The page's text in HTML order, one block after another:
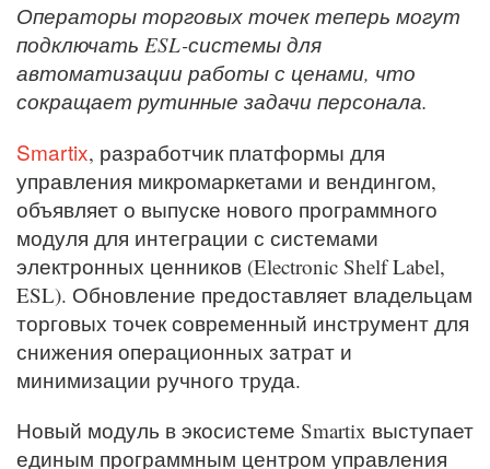
Операторы торговых точек теперь могут
подключать ESL-системы для
автоматизации работы с ценами, что
сокращает рутинные задачи персонала.
Smartix, разработчик платформы для
управления микромаркетами и вендингом,
объявляет о выпуске нового программного
модуля для интеграции с системами
электронных ценников (Electronic Shelf Label,
ESL). Обновление предоставляет владельцам
торговых точек современный инструмент для
снижения операционных затрат и
минимизации ручного труда.
Новый модуль в экосистеме Smartix выступает
единым программным центром управления